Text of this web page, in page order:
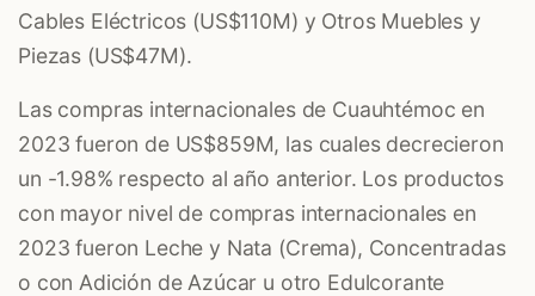
Cables Eléctricos (US$110M) y Otros Muebles y
Piezas (US$47M).
Las compras internacionales de Cuauhtémoc en
2023 fueron de US$859M, las cuales decrecieron
un -1.98% respecto al año anterior. Los productos
con mayor nivel de compras internacionales en
2023 fueron Leche y Nata (Crema), Concentradas
o con Adición de Azúcar u otro Edulcorante